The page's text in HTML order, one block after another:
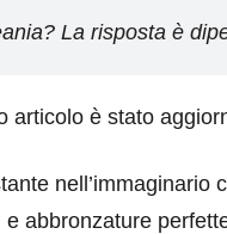
La risposta è
articolo è stato
nell’immaginario
e abbronzature